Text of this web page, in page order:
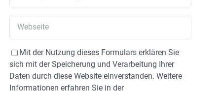
Mit der Nutzung dieses Formulars erklären Sie
sich mit der Speicherung und Verarbeitung Ihrer
Daten durch diese Website einverstanden. Weitere
Informationen erfahren Sie in der